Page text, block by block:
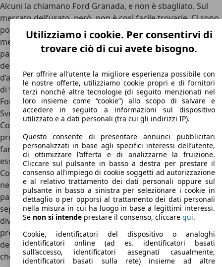
Alcuni la chiamano Ford Granada, e non è sbagliato. Sul
mercato dell’usato, però, non è così facile trovarle. Ci sono
poi aste di auto storiche dove non è raro trovare Consul
messe in offerta. Così è comparso un esemplare molto
particolare, una Consul Pickup Truck (prima serie Granada)
del 1972 di una colorazione gialla molto vivace. La base
d’asta, nel momento in cui vengono scritte queste righe, è
di 9.995 sterline.
Ford Consul: concorrenti e conclusioni
Svelata in pompa magna al Salone di Londra 1950, la Ford
Consul ha rappresentato il primo modello di successo
prodotto da Ford nel segmento delle berline tre volumi per
famiglie. Prima Ford, insieme alla più grande Zephyr, a
essere stata costruita su una scocca autoportante, la
Consul ha rappresentato un passo in avanti fondamentale
nell’evoluzione dei modelli dell’Ovale Blu, nonché il punto di
passaggio tra il periodo precedente fatto da scocche
separate dal telaio e quello in cui le auto, oltre che
diventare più sicure, sono via via diventate più
prestazionali e leggere. Altra innovazione legata alla storia
della Ford Consul è legata al suo schema sospensivo, visto
che è stata la prima auto prodotta in Gran Bretagna a
Utilizziamo i cookie. Per consentirvi di
trovare ciò di cui avete bisogno.
Per offrire all’utente la migliore esperienza possibile con
le nostre offerte, utilizziamo cookie propri e di fornitori
terzi nonché altre tecnologie (di seguito menzionati nel
loro insieme come “cookie”) allo scopo di salvare e
accedere in seguito a informazioni sul dispositivo
utilizzato e a dati personali (tra cui gli indirizzi IP).
Questo consente di presentare annunci pubblicitari
personalizzati in base agli specifici interessi dell’utente,
di ottimizzare l’offerta e di analizzarne la fruizione.
Cliccare sul pulsante in basso a destra per prestare il
consenso all’impiego di cookie soggetti ad autorizzazione
e al relativo trattamento dei dati personali oppure sul
pulsante in basso a sinistra per selezionare i cookie in
dettaglio o per opporsi al trattamento dei dati personali
nella misura in cui ha luogo in base a legittimi interessi.
Se non si intende prestare il consenso, cliccare qui.
Cookie, identificatori del dispositivo o analoghi
identificatori online (ad es. identificatori basati
sull’accesso, identificatori assegnati casualmente,
identificatori basati sulla rete) insieme ad altre